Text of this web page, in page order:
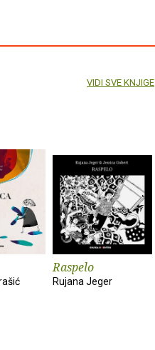
Raspelo
Rujana Jeger
VIDI SVE KNJIGE